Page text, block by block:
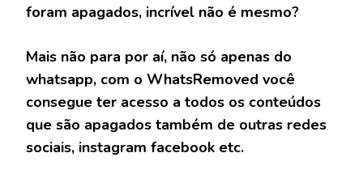
foram apagados, incrível não é mesmo?
Mais não para por aí, não só apenas do
whatsapp, com o WhatsRemoved você
consegue ter acesso a todos os conteúdos
que são apagados também de outras redes
sociais, instagram facebook etc.